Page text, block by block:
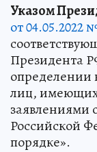
Указом
от 04.05.2022
Президента
определении
лиц, имеющих
заявлениями
Российской
порядке».